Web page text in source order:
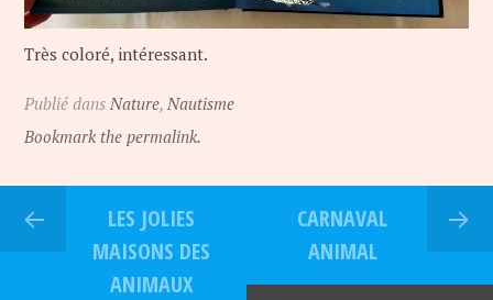
Très coloré, intéressant.
Publié dans Nature, Nautisme
Bookmark the permalink.
LES JOLIES
MAISONS DES
ANIMAUX
CARNAVAL
ANIMAL